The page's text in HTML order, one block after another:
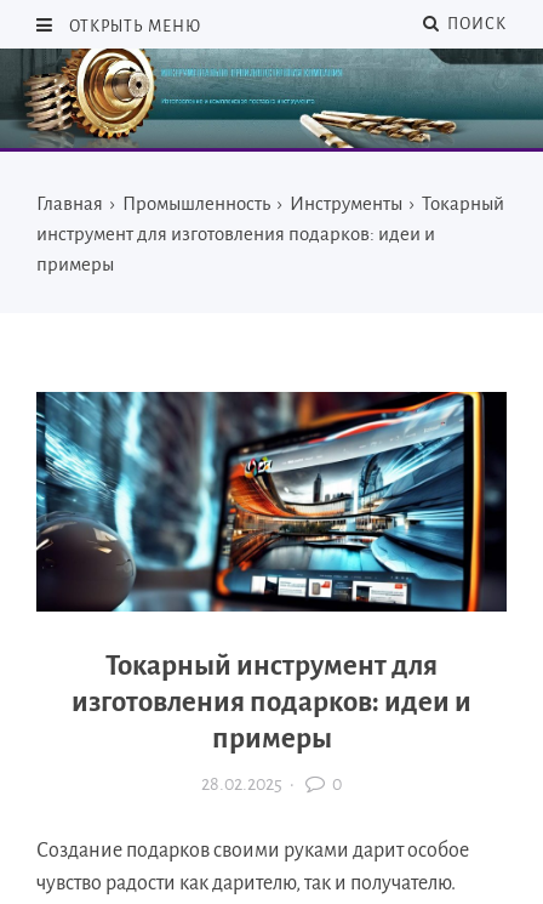
ОТКРЫТЬ МЕНЮ ПОИСК
Главная › Промышленность › Инструменты › Токарный
инструмент для изготовления подарков: идеи и
примеры
Токарный инструмент для
изготовления подарков: идеи и
примеры
28.02.2025 · 0
Создание подарков своими руками дарит особое
чувство радости как дарителю, так и получателю.